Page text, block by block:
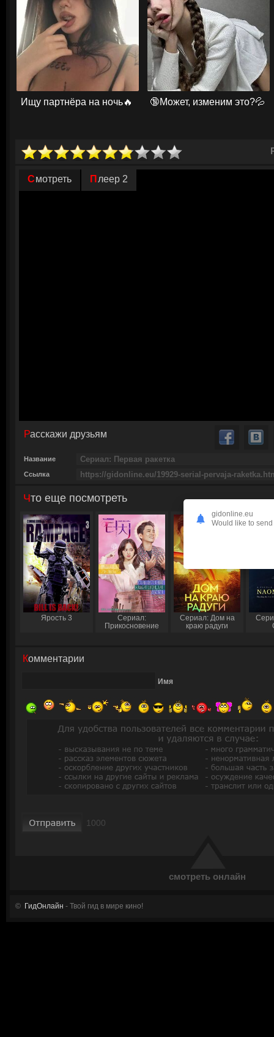
смотреть онлайн
Ищу партнёра на ночь🔥 🔞Может, изменим это?💦
Смотреть Плеер 2
Расскажи друзьям
Название
Ссылка
Что еще посмотреть
Ярость 3
Сериал:
Прикосновение
Сериал: Дом на
краю радуги
Комментарии
Имя
© ГидОнлайн - Твой гид в мире кино!
gidonline.eu
Would like to